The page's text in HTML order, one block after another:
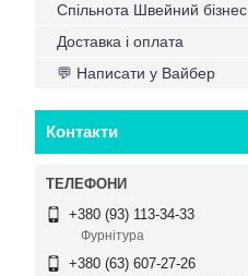
Спільнота Швейний бізнес
Доставка і оплата
💬 Написати у Вайбер
Контакти
+380 (93) 113-34-33
Фурнітура
+380 (63) 607-27-26